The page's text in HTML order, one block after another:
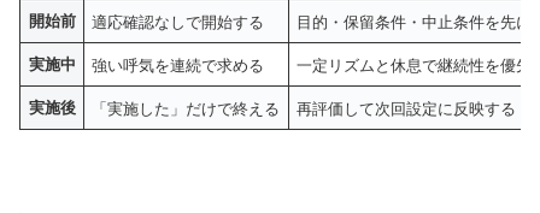
開始前 適応確認なしで開始する 目的・保留条件・中止条件を先に
実施中 強い呼気を連続で求める 一定リズムと休息で継続性を優先
実施後 「実施した」だけで終える 再評価して次回設定に反映する